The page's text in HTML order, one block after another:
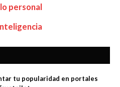
personal
tu popularidad en portales